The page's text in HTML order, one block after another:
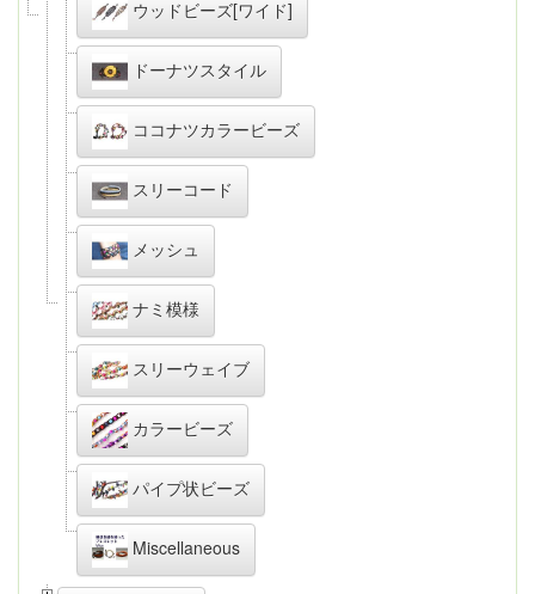
ウッドビーズ[ワイド]
ドーナツスタイル
ココナツカラービーズ
スリーコード
メッシュ
ナミ模様
スリーウェイブ
カラービーズ
パイプ状ビーズ
Miscellaneous